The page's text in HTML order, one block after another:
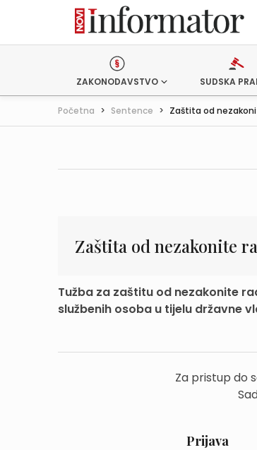
ZAKONODAVSTVO SUDSKA
Početna > Sentence > Zaštita od
Zaštita od nezakonite
Tužba za zaštitu od nezakonite
službenih osoba u tijelu državne
Za pristup do
Prijava